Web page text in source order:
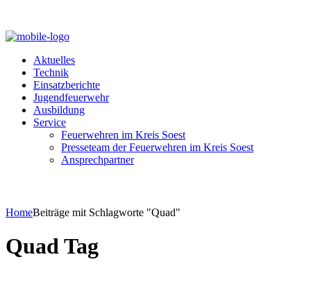
Aktuelles
Technik
Einsatzberichte
Jugendfeuerwehr
Ausbildung
Service
Feuerwehren im Kreis Soest
Presseteam der Feuerwehren im Kreis Soest
Ansprechpartner
HomeBeiträge mit Schlagworte "Quad"
Quad Tag